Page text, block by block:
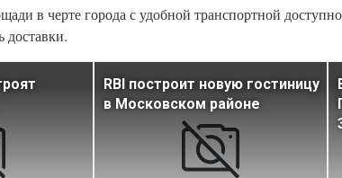
в черте города с удобной транспортной
доставки.
RBI построит новую гостиницу
в Московском районе